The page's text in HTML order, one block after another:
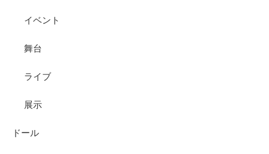
イベント
舞台
ライブ
展示
ドール